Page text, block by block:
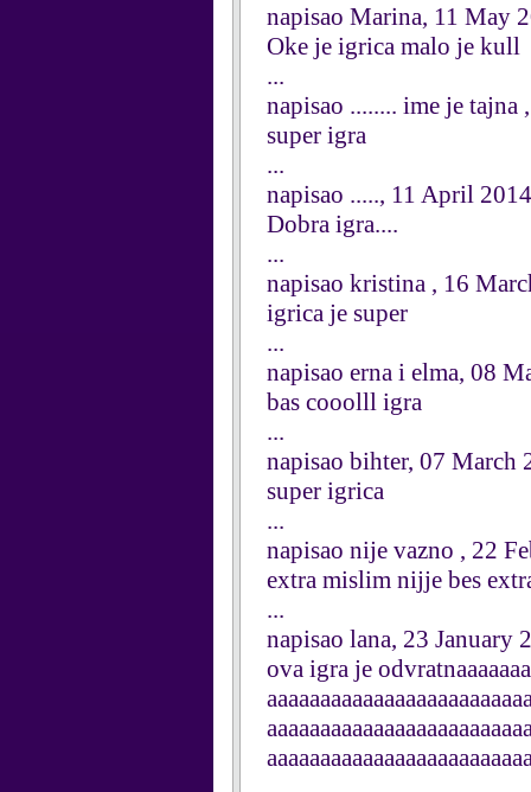
napisao Marina, 11 May
Oke je igrica malo je kull
...
napisao ........ ime je
super igra
...
napisao ....., 11 April 2014
Dobra igra....
...
napisao kristina , 16
igrica je super
...
napisao erna i elma, 08
bas cooolll igra
...
napisao bihter, 07 March
super igrica
...
napisao nije vazno , 22
extra mislim nijje bes
...
napisao lana, 23 January
ova igra je